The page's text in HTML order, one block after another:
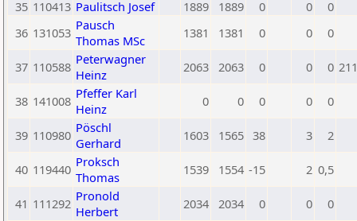
35 110413 Paulitsch Josef 1889 1889 0 0
0
36 131053 Pausch
Thomas MSc
1381 1381 0 0 0
37 110588 Peterwagner
Heinz
2063 2063 0 0 0
38 141008 Pfeffer Karl
Heinz
0 0 0 0 0
39 110980 Pöschl
Gerhard
1603 1565 38 3 2
40 119440 Proksch
Thomas
1539 1554 -15 2 0,5
41 111292 Pronold
Herbert
2034 2034 0 0 0